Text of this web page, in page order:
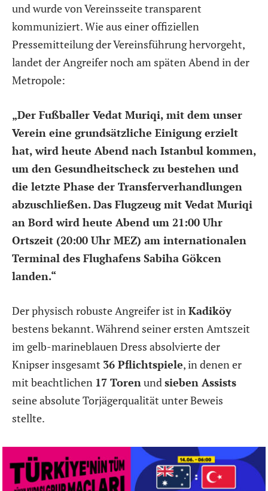
und wurde von Vereinsseite transparent
kommuniziert. Wie aus einer offiziellen
Pressemitteilung der Vereinsführung hervorgeht,
landet der Angreifer noch am späten Abend in der
Metropole:
„Der Fußballer Vedat Muriqi, mit dem unser
Verein eine grundsätzliche Einigung erzielt
hat, wird heute Abend nach Istanbul kommen,
um den Gesundheitscheck zu bestehen und
die letzte Phase der Transferverhandlungen
abzuschließen. Das Flugzeug mit Vedat Muriqi
an Bord wird heute Abend um 21:00 Uhr
Ortszeit (20:00 Uhr MEZ) am internationalen
Terminal des Flughafens Sabiha Gökcen
landen.“
Der physisch robuste Angreifer ist in Kadiköy
bestens bekannt. Während seiner ersten Amtszeit
im gelb-marineblauen Dress absolvierte der
Knipser insgesamt 36 Pflichtspiele, in denen er
mit beachtlichen 17 Toren und sieben Assists
seine absolute Torjägerqualität unter Beweis
stellte.